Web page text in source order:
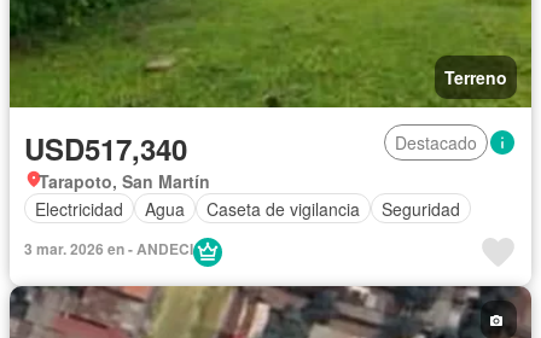
Terreno
USD517,340
Destacado
Tarapoto, San Martín
Electricidad
Agua Caseta de vigilancia Seguridad
3 mar. 2026 en - ANDECI